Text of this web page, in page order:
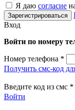
Я даю согласие
Вход
Войти по номеру
Номер телефона *
Получить смс-код
Введите код из смс *
Войти